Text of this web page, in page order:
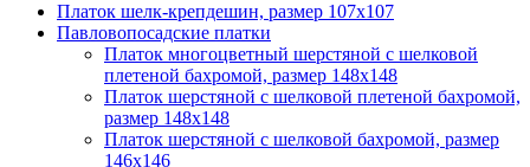
Платок шелк-крепдешин, размер 107х107
Павловопосадские платки
Платок многоцветный шерстяной с шелковой
плетеной бахромой, размер 148х148
Платок шерстяной с шелковой плетеной бахромой,
размер 148х148
Платок шерстяной с шелковой бахромой, размер
146х146